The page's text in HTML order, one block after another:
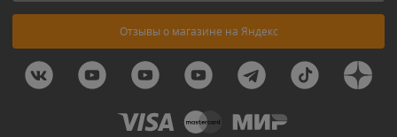
Отзывы о магазине на Яндекс